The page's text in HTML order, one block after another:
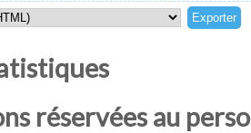
réservées au